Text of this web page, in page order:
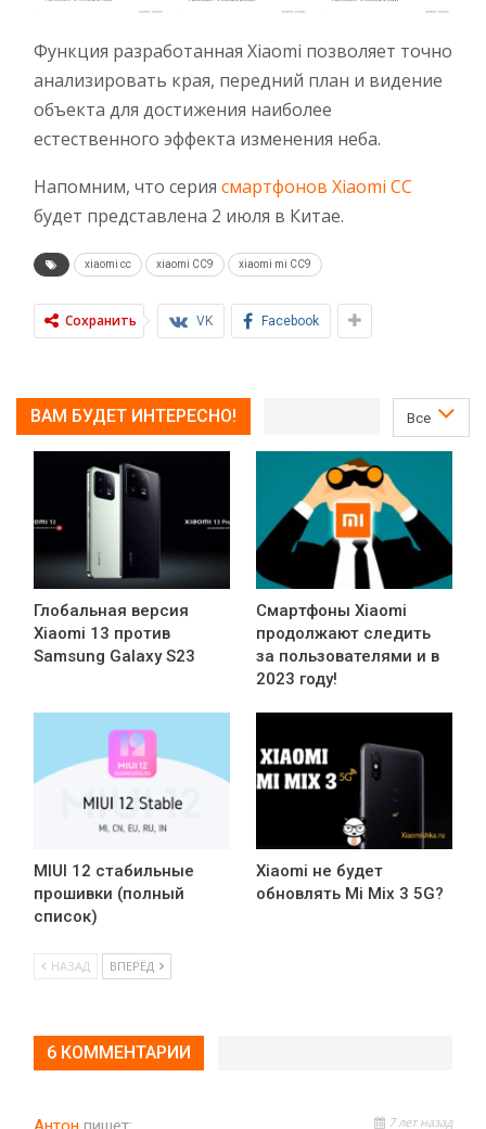
Функция разработанная Xiaomi позволяет точно
анализировать края, передний план и видение
объекта для достижения наиболее
естественного эффекта изменения неба.
Напомним, что серия смартфонов Xiaomi CC
будет представлена 2 июля в Китае.
xiaomi cc xiaomi CC9 xiaomi mi CC9
Сохранить VK Facebook
Все
ВАМ БУДЕТ ИНТЕРЕСНО!
Глобальная версия
Xiaomi 13 против
Samsung Galaxy S23
Смартфоны Xiaomi
продолжают следить
за пользователями и в
2023 году!
MIUI 12 стабильные
прошивки (полный
список)
Xiaomi не будет
обновлять Mi Mix 3 5G?
НАЗАД ВПЕРЁД
6 КОММЕНТАРИИ
7 лет назад